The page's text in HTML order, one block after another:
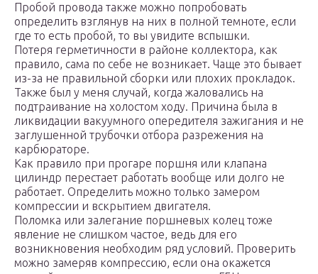
Пробой провода также можно попробовать
определить взглянув на них в полной темноте, если
где то есть пробой, то вы увидите вспышки.
Потеря герметичности в районе коллектора, как
правило, сама по себе не возникает. Чаще это бывает
из-за не правильной сборки или плохих прокладок.
Также был у меня случай, когда жаловались на
подтраивание на холостом ходу. Причина была в
ликвидации вакуумного опередителя зажигания и не
заглушенной трубочки отбора разрежения на
карбюраторе.
Как правило при прогаре поршня или клапана
цилиндр перестает работать вообще или долго не
работает. Определить можно только замером
компрессии и вскрытием двигателя.
Поломка или залегание поршневых колец тоже
явление не слишком частое, ведь для его
возникновения необходим ряд условий. Проверить
можно замеряв компрессию, если она окажется